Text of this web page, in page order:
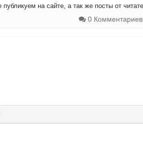
на сайте, а так же посты от
0 Комментариев